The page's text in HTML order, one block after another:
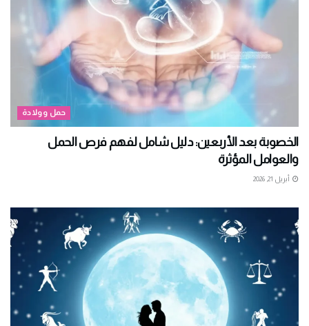
حمل وولادة
الخصوبة بعد الأربعين: دليل شامل لفهم فرص الحمل
والعوامل المؤثرة
أبريل 21, 2026